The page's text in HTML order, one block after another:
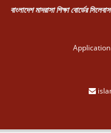
বাংলাদেশ মাদরাসা শিক্ষা বোর্ডের